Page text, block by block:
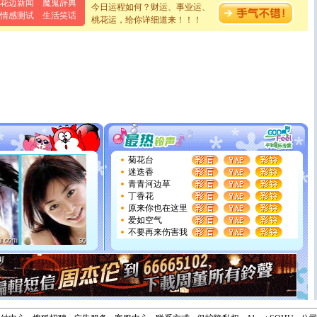
花边新闻
魔鬼辞典
情感测试
生活笑话
[元旦]当我狠下心扭头离去那一刻，你在我身后无助地哭
泣，这痛楚让我明白我多么爱你。我转身抱住你：这猪不
卖了。水晶之恋祝你新年快乐。
你太多，只有给你五千万：千万快乐！千万要健康！千万
要平安！千万要知足！千万不要忘记我！
[圣诞节]不只这样的日子才会想起你,而是这样的日子才
能正大光明地骚扰你,告诉你,圣诞要快乐!新年要快乐!天
天都要快乐噢!
[圣诞节]奉上一颗祝福的心,在这个特别的日子里,愿幸福,
如意,快乐,鲜花,一切美好的祝愿与你同在.圣诞快乐!
[元旦]
看到你我会触电；看不到你我要充电；没有你我会
断电。爱你是我职业，想你是我事业，抱你是我特长，吻
你是我专业！水晶之恋祝你新年快乐
[元旦]
如果上天让我许三个愿望，一是今生今世和你在一
起；二是再生再世和你在一起；三是三生三世和你不再分
离。水晶之恋祝你新年快乐
[元旦]当我狠下心扭头离去那一刻，你在我身后无助地哭
泣，这痛楚让我明白我多么爱你。我转身抱住你：这猪不
卖了。水晶之恋祝你新年快乐。
今日运程如何？财运、事业运、
桃花运，给你详细道来！！！
菊花台
迷迭香
青青河边草
丁香花
原来你也在这里
爱如空气
不要再来伤害我